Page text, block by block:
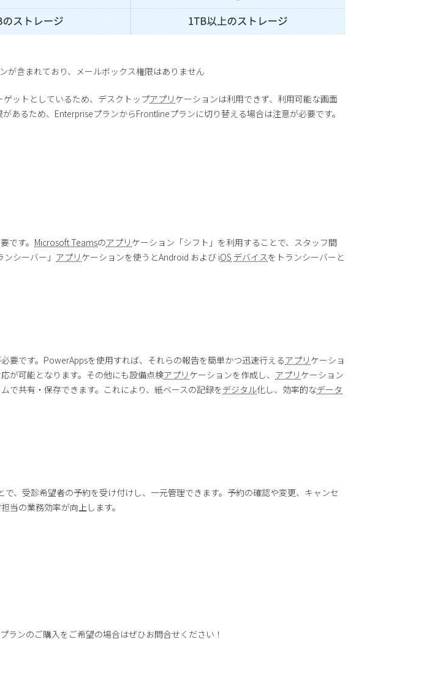
が含まれており、メールボックス権限はありません
ットとしているため、デスクトップアプリ ケーションは利用できず、利用可能な画面
があるため、EnterpriseプランからFrontlineプランに切り替える場合は注意が必要です。
です。 Microsoft Teamsのアプリ ケーション「シフト」を利用することで、スタッフ間
シーバー」 アプリ ケーションを使うとAndroid および iOS デバイスをトランシーバーと
要です。PowerAppsを使用すれば、それらの報告を簡単かつ迅速行えるアプリ ケーショ
が可能となります。その他にも設備点検アプリ ケーションを作成し、 アプリ ケーション
で共有・保存できます。これにより、紙ベースの記録をデジタル化し、効率的なデータ
、受診希望者の予約を受け付けし、一元管理できます。予約の確認や変更、キャンセ
当の業務効率が向上します。
ランのご購入をご希望の場合はぜひお問合せください！